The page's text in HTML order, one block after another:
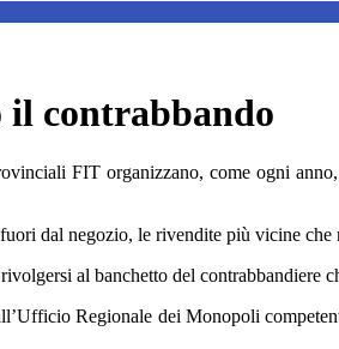
il contrabbando
FIT organizzano, come ogni
dal negozio, le rivendite più vicine che
al banchetto del contrabbandiere
Regionale dei Monopoli